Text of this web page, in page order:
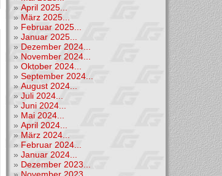
» April 2025...
» März 2025...
» Februar 2025...
» Januar 2025...
» Dezember 2024...
» November 2024...
» Oktober 2024...
» September 2024...
» August 2024...
» Juli 2024...
» Juni 2024...
» Mai 2024...
» April 2024...
» März 2024...
» Februar 2024...
» Januar 2024...
» Dezember 2023...